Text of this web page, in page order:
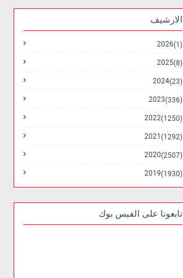
الارشيف
2026 (1)
2025 (8)
2024 (23)
2023 (336)
2022 (1250)
2021 (1292)
2020 (2507)
2019 (1930)
تابعونا على الفيس بوك